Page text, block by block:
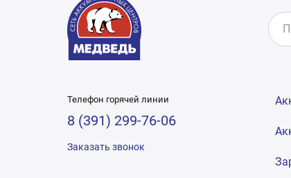
Телефон горячей линии
8 (391) 299-76-06
Заказать звонок